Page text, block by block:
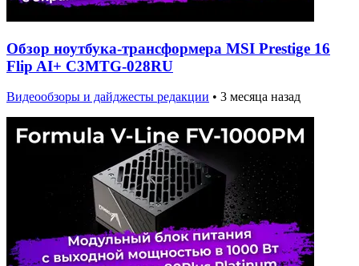
Обзор ноутбука-трансформера MSI Prestige 16
Flip AI+ C3MTG-028RU
Видеообзоры и дайджесты редакции • 3 месяца назад